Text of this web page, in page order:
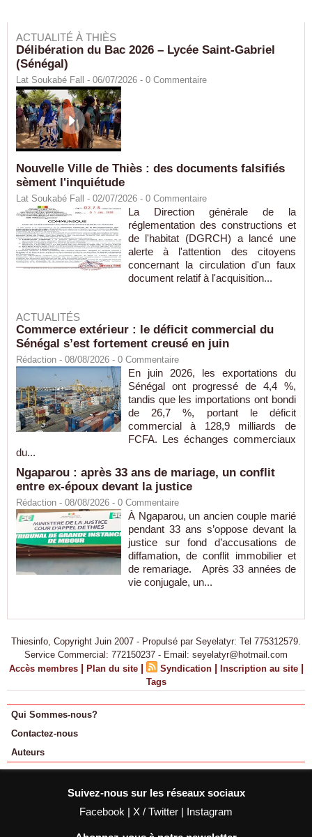
ACTUALITÉ À THIÈS
Délibération du Bac 2026 – Lycée Saint-Gabriel
(Sénégal)
Lat Soukabé Fall - 06/07/2026 - 0 Commentaire
Nouvelle Ville de Thiès : des documents falsifiés
sèment l'inquiétude
Lat Soukabé Fall - 02/07/2026 - 0 Commentaire
La Direction générale de la
réglementation des constructions et
de l'habitat (DGRCH) a lancé une
alerte à l'attention des citoyens
concernant la circulation d'un faux
document relatif à l'acquisition...
ACTUALITÉS
Commerce extérieur : le déficit commercial du
Sénégal s’est fortement creusé en juin
Rédaction - 08/08/2026 - 0 Commentaire
En juin 2026, les exportations du
Sénégal ont progressé de 4,4 %,
tandis que les importations ont bondi
de 26,7 %, portant le déficit
commercial à 128,9 milliards de
FCFA. Les échanges commerciaux
du...
Ngaparou : après 33 ans de mariage, un conflit
entre ex-époux devant la justice
Rédaction - 08/08/2026 - 0 Commentaire
À Ngaparou, un ancien couple marié
pendant 33 ans s’oppose devant la
justice sur fond d’accusations de
diffamation, de conflit immobilier et
de remariage. Après 33 années de
vie conjugale, un...
Thiesinfo, Copyright Juin 2007 - Propulsé par Seyelatyr: Tel 775312579.
Service Commercial: 772150237 - Email: seyelatyr@hotmail.com
Accès membres | Plan du site | Syndication | Inscription au site |
Tags
Qui Sommes-nous?
Contactez-nous
Auteurs
Suivez-nous sur les réseaux sociaux
Facebook | X / Twitter | Instagram